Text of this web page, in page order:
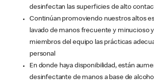
desinfectan las superficies de alto
Continúan promoviendo nuestros altos
lavado de manos frecuente y minucioso
miembros del equipo las prácticas
personal
En donde haya disponibilidad, están
desinfectante de manos a base de